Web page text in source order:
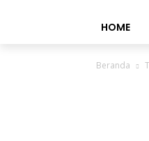
HOME
Beranda